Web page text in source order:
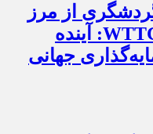
از مرز
یک تریلیون دلار گذشت/ WTTC: آینده
جهانی